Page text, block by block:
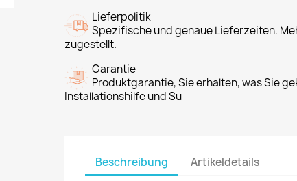
Lieferpolitik
Spezifische und genaue Lieferzeiten.
zugestellt.
Garantie
Produktgarantie, Sie erhalten, was Sie
Installationshilfe und Su
Beschreibung Artikeldetails